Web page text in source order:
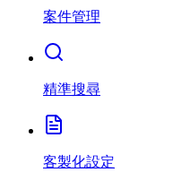
案件管理
精準搜尋
客製化設定